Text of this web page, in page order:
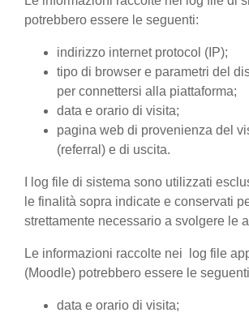
potrebbero essere le seguenti:
indirizzo internet protocol (IP);
tipo di browser e parametri del
per connettersi alla piattaforma;
data e orario di visita;
pagina web di provenienza del
(referral) e di uscita.
I log file di sistema sono utilizzati
le finalità sopra indicate e conservati
strettamente necessario a svolgere le
Le informazioni raccolte nei log file
(Moodle) potrebbero essere le
data e orario di visita;